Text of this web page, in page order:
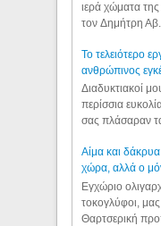
ιερά χώματα της
τον Δημήτρη
Το τελειότερο
ανθρώπινος
Διαδυκτιακοί
περίσσια
σας πλάσαραν
Αίμα και
χώρα, αλλά ο
Εγχώριο
τοκογλύφοι,
Θαρτσερική